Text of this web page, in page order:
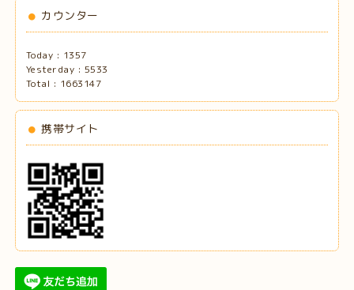
カウンター
Today : 1357
Yesterday : 5533
Total : 1663147
携帯サイト